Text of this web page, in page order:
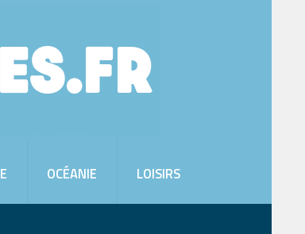
OCÉANIE LOISIRS